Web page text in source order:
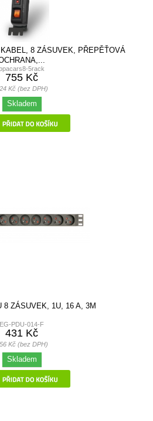
8 ZÁSUVEK, PŘEPĚŤOVÁ
5rack
755 Kč
Kč (bez DPH)
Skladem
8 ZÁSUVEK, 1U, 16 A, 3M
EG-PDU-014-F
431 Kč
Kč (bez DPH)
Skladem